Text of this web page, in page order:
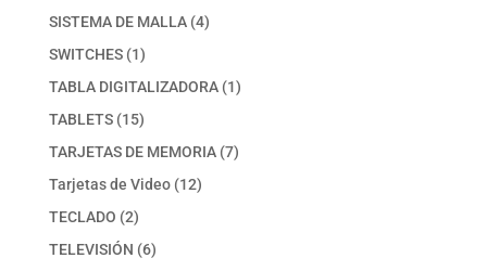
productos
SISTEMA DE MALLA 44
SWITCHES 11
producto
TABLA DIGITALIZADORA 11
TABLETS 1515
productos
TARJETAS DE MEMORIA 77
Tarjetas de Video 1212
TECLADO 22
productos
TELEVISIÓN 66